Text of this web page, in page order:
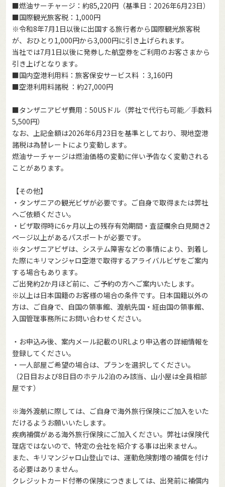
■燃油サーチャージ：約85,220円（基準日：2026年6月23日）
■国際観光旅客税：1,000円
※令和8年7月1日以後に出国する旅行者から国際観光旅客税
が、おひとり1,000円から3,000円に引き上げられます。
当社では7月1日以後に発券した航空券をご利用のお客さまから
引き上げとなります。
■国内空港利用料：旅客保安サービス料 ：3,160円
■空港利用料諸税 ：約27,000円
■タンザニアビザ費用：50USドル（弊社で代行も可能／手数料
5,500円）
なお、上記金額は2026年6月23日を基準としており、現地空港
諸税は為替レートにより変動します。
燃油サーチャージは燃油価格の変動に伴い予告なく変動される
ことがあります。
【その他】
・タンザニアの観光ビザが必要です。ご自身で取得または弊社
へご依頼ください。
・ビザ取得時に6ヶ月以上の残存有効期間・査証欄余白見開き2
ページ以上があるパスポートが必要です。
※タンザニアビザは、システム障害などの事情により、到着し
た際にキリマンジャロ空港で取得するアライバルビザをご案内
する場合もあります。
ご出発約2か月ほど前に、ご予約の方へご案内いたします。
※以上は日本国籍のお客様の場合の条件です。日本国籍以外の
方は、ご自身で、自国の領事館、渡航先国・経由国の領事館、
入国管理事務所にお問い合わせください。
・お申込み後、案内メール記載のURLより申込者の詳細情報を
登録してください。
・一人部屋ご希望の場合は、プランを選択してください。
（2日目および8日目のホテル2泊のみ該当、山小屋は全員相部
屋です）
※海外渡航に際しては、ご自身で海外旅行保険にご加入をいた
だけるようお願いいたします。
疾病補償がある海外旅行保険にご加入ください。弊社は保険代
理店ではないので、特定の会社を紹介する事は出来ません。
また、キリマンジャロ山登山では、運動危険割増の補償を付け
る必要はありません。
クレジットカード付帯の保険につきましては、出発前に補償内